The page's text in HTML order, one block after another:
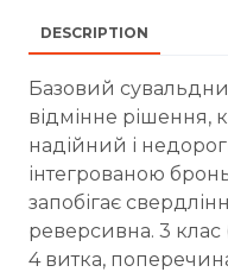
DESCRIPTION
Базовий
відмінне рішення,
надійний і
інтегрованою
запобігає
реверсивна. 3 клас
4 витка,